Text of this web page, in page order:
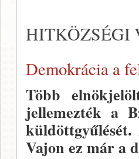
HITKÖZSÉGI
Demok­rácia a
Több
jellemezték a
Va­jon ez már a